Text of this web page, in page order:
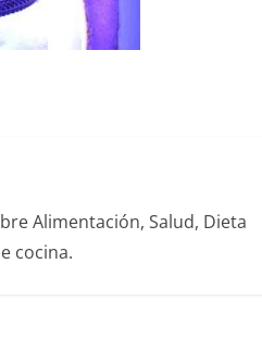
Alimentación, Salud, Dieta
cocina.